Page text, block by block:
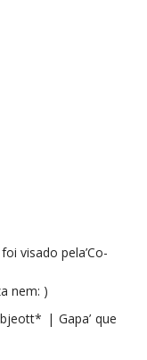
visado pela’Co-
nem: )
| Gapa’ que